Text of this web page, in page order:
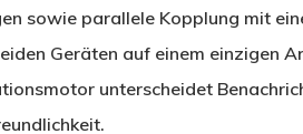
sowie parallele Kopplung mit
Geräten auf einem einzigen
unterscheidet